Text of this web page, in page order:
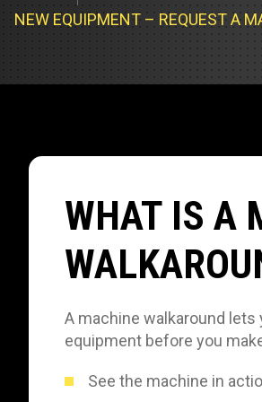
NEW EQUIPMENT – REQUEST A
WHAT IS A
A machine walkaround
equipment before you
See the machine in